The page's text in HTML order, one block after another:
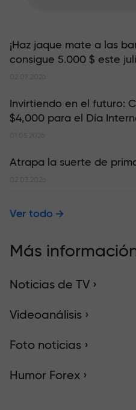
¡Haz jaque mate a las
consigue 5.000 $ este
02.07.2026
Invirtiendo en el futuro:
$4,000 para el Día
01.05.2026
Atrapa la suerte de
02.03.2026
Ver todo
Más
Noticias de TV ›
Videoanálisis ›
Foto noticias ›
Humor Forex ›